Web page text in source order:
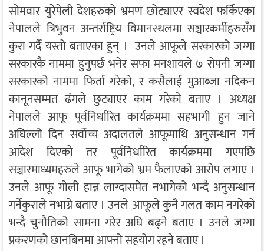
सोमवार युरेपेली देशहरुको भ्रमण छोट्याएर स्वदेश फर्किएका
नेपालले त्रिभुवन अन्तर्राष्ट्रिय विमानस्थलमा सञ्चारकर्मीहरुसँग
कुरा गर्दै यस्तो बताएका हुन् । उनले आफूले सरकारको जग्गा
सरकारकै नाममा हुनुपर्छ भनेर सफा मनशायले ७ रोपनी जग्गा
सरकारको नाममा फिर्ता गरेको, र कसैलाई मुआब्जा नदिकन
कानूनसम्मत ढंगले छुट्याएर काम गरेको बताए । अध्यक्ष
नेपालले आफू पूर्वनिर्धारित कार्यक्रममा सहभागी हुन जाने
अघिल्लो दिन सर्वोच्च अदालतले आफूमाथि अनुसन्धान गर्न
आदेश दिएको तर पूर्वनिर्धारित कार्यक्रममा गएपछि
सञ्चारमाध्यमहरुले आफू भागेको भ्रम फैलाएको आरोप लगाए ।
उनले आफू गोली हान्न लाग्दासमेत नभागेको भन्दै अनुसन्धान
गर्नेकुराले नभाग्ने बताए । उनले आफूले कुनै गलत काम नगरेको
भन्दै चुनौतिको सामना गरेर अघि बढ्ने बताए । उनले जग्गा
प्रकरणको छानबिनमा आफ्नो सहयोग रहने बताए ।